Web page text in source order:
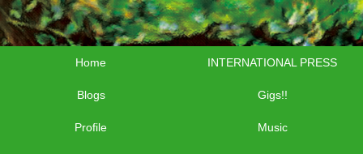
Home INTERNATIONAL PRESS
Blogs Gigs!!
Profile Music